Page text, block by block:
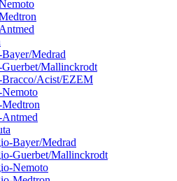
Medrad
Mallinckrodt
Acist/EZEM
Bayer/Medrad
Guerbet/Mallinckrodt
Nemoto